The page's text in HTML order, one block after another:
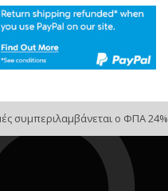
συμπεριλαμβάνεται ο ΦΠΑ 24%